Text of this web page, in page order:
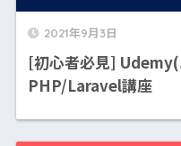
2021年9月3日
[初心者必見]
PHP/Laravel講座